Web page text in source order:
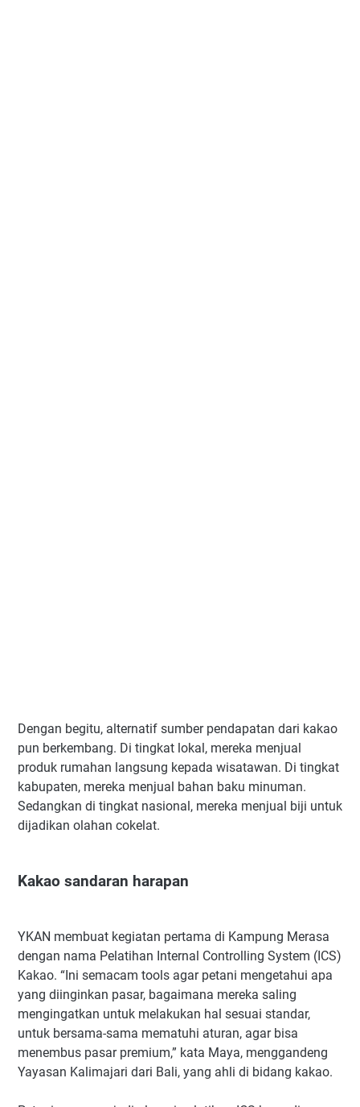
Dengan begitu, alternatif sumber pendapatan dari kakao
pun berkembang. Di tingkat lokal, mereka menjual
produk rumahan langsung kepada wisatawan. Di tingkat
kabupaten, mereka menjual bahan baku minuman.
Sedangkan di tingkat nasional, mereka menjual biji untuk
dijadikan olahan cokelat.
Kakao sandaran harapan
YKAN membuat kegiatan pertama di Kampung Merasa
dengan nama Pelatihan Internal Controlling System (ICS)
Kakao. “Ini semacam tools agar petani mengetahui apa
yang diinginkan pasar, bagaimana mereka saling
mengingatkan untuk melakukan hal sesuai standar,
untuk bersama-sama mematuhi aturan, agar bisa
menembus pasar premium,” kata Maya, menggandeng
Yayasan Kalimajari dari Bali, yang ahli di bidang kakao.